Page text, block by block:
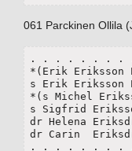
061 Parckinen Ollila
. . . . . . . .
*(Erik Eriksson
s Erik Eriksson
*(s Michel
s Sigfrid
dr Helena
dr Carin
. . . . . . . .